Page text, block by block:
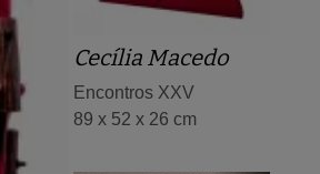
Cecília Macedo
Encontros XXV
89 x 52 x 26 cm